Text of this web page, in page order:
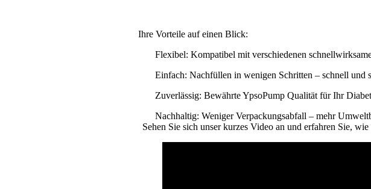
Ihre Vorteile auf einen Blick:
Flexibel:Kompatibel mit verschiedenen
Einfach:Nachfüllen in wenigen Schritten – schnell und
Zuverlässig:Bewährte YpsoPump Qualität für Ihr
Nachhaltig: Weniger Verpackungsabfall – mehr
Sehen Sie sich unser kurzes Video an und erfahren Sie,